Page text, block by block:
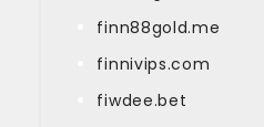
finn88gold.me
finnivips.com
fiwdee.bet